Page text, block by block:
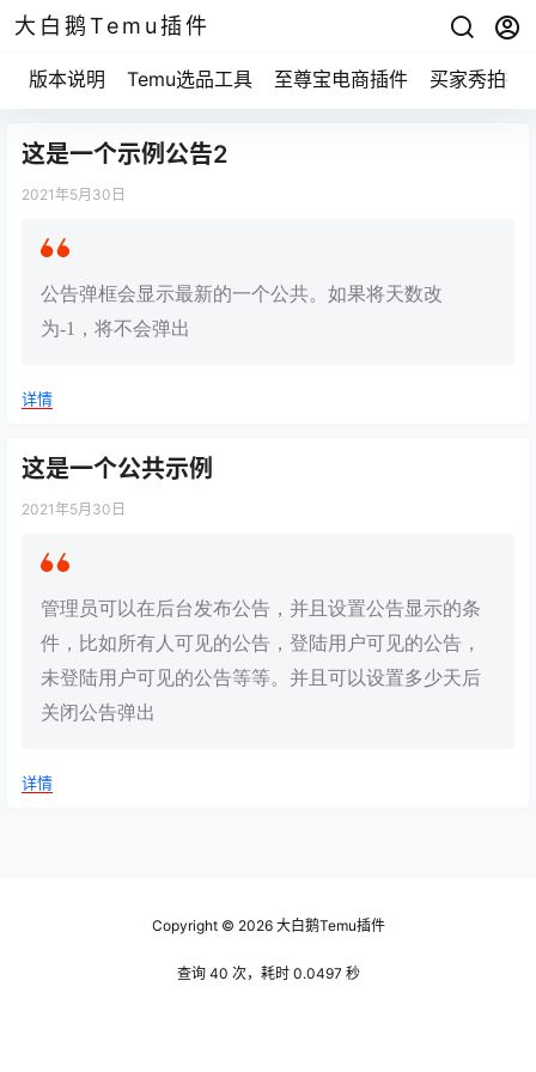
大白鹅Temu插件
版本说明 Temu选品工具 至尊宝电商插件 买家秀拍摄
这是一个示例公告2
2021年5月30日
公告弹框会显示最新的一个公共。如果将天数改
为-1，将不会弹出
详情
这是一个公共示例
2021年5月30日
管理员可以在后台发布公告，并且设置公告显示的条
件，比如所有人可见的公告，登陆用户可见的公告，
未登陆用户可见的公告等等。并且可以设置多少天后
关闭公告弹出
详情
Copyright © 2026大白鹅Temu插件
查询 40 次，耗时 0.0497 秒